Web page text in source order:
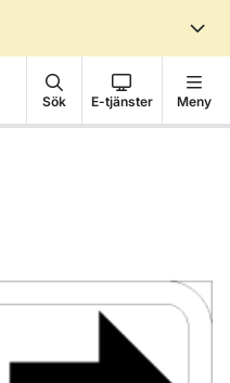
Sök E-tjänster Meny